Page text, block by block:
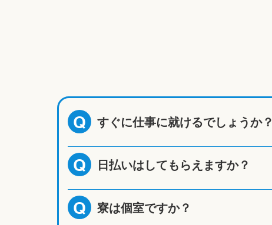
Q すぐに仕事に就けるでしょうか？
Q 日払いはしてもらえますか？
Q 寮は個室ですか？